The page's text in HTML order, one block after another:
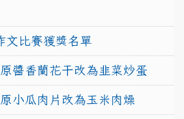
文比賽獲獎名單
醬香蘭花干改為韭菜炒蛋
小瓜肉片改為玉米肉燥